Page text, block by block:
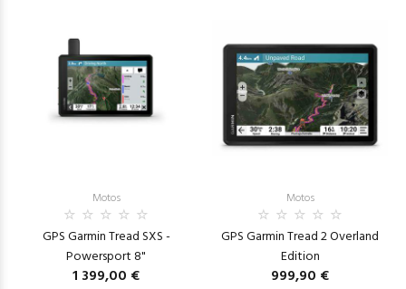
Motos
GPS Garmin Tread SXS -
Powersport 8"
1 399,00 €
Motos
GPS Garmin Tread 2 Overland
Edition
999,90 €